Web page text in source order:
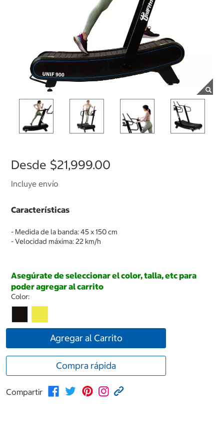
Desde $21,999.00
Incluye envío
Características
- Medida de la banda: 45 x 150 cm
- Velocidad máxima: 22 km/h
Asegúrate de seleccionar el color, talla, etc para
poder agregar al carrito
Color:
Agregar al Carrito
Compra rápida
Compartir